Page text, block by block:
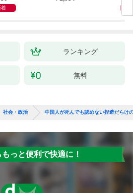
着
ランキング
無料
社会・政治 中国人が死んでも認めない捏造だらけ
っと便利で快適に！